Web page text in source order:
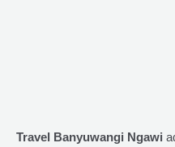
Travel Banyuwangi Ngawi